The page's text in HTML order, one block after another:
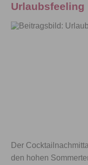
Urlaubsfeeling
Der
den hohen